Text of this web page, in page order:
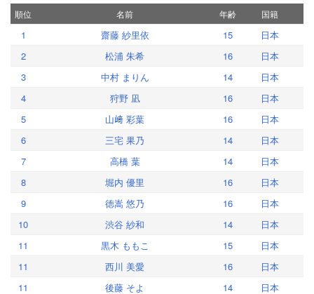
順位 名前 年齢 国籍
1 齋藤 紗里依 15
日本
2
松浦 朱希 16
日本
3
中村 まりん 14
日本
4
狩野 凪 16
日本
5
山﨑 彩葉 16
日本
6
三宅 果乃 14
日本
7
高橋 葉 14
日本
8
堀内 優里 16
日本
9
徳嵩 悠乃 16
日本
10
渋谷 紗和 14
日本
11
黒木 ももこ 15
日本
11
西川 美愛 16
日本
11
後藤 そよ 14
日本